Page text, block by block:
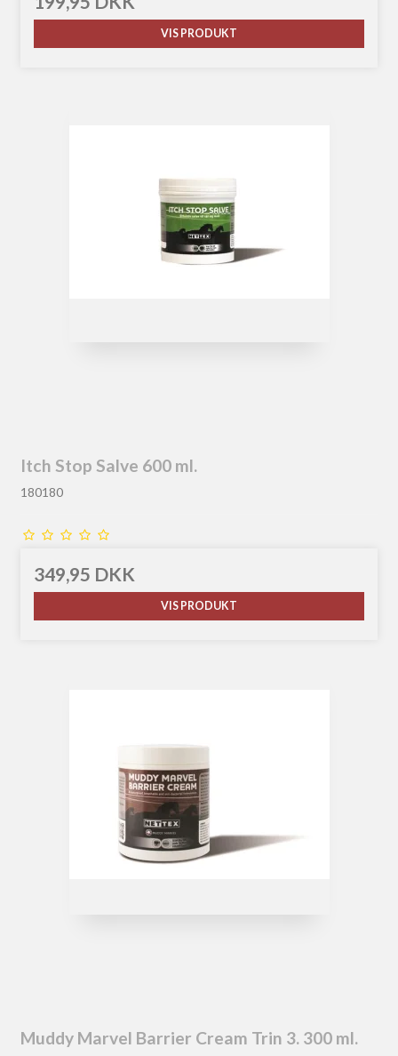
VIS PRODUKT
Itch Stop Salve 600 ml.
180180
349,95 DKK
VIS PRODUKT
Muddy Marvel Barrier Cream Trin 3. 300 ml.